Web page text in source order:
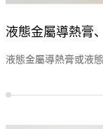
液態金屬導熱膏或液